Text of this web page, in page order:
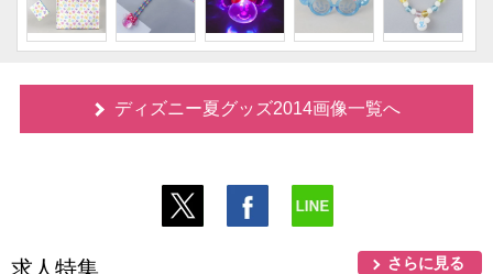
ディズニー夏グッズ2014画像一覧へ
求人特集 さらに見る